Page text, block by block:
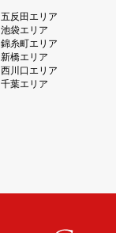
五反田エリア
池袋エリア
錦糸町エリア
新橋エリア
西川口エリア
千葉エリア